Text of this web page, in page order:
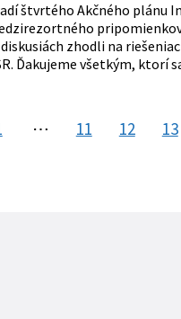
štvrtého Akčného plánu
zhodli na
Ďakujeme všetkým, ktorí
⋯ 11 12 13